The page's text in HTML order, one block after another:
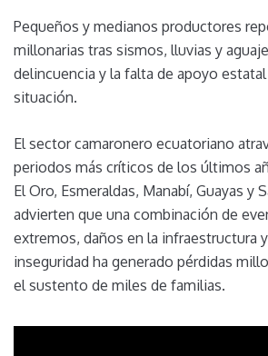
Pequeños y medianos productores
millonarias tras sismos, lluvias y
delincuencia y la falta de apoyo estatal
situación.
El sector camaronero ecuatoriano
periodos más críticos de los últimos
El Oro, Esmeraldas, Manabí, Guayas y
advierten que una combinación de
extremos, daños en la infraestructura
inseguridad ha generado pérdidas
el sustento de miles de familias.